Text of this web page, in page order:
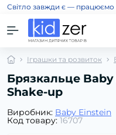
Світло завжди є — працюємо
Іграшки та розвиток
Брязкальце
Shake-up
Виробник: Baby Einstein
Код товару: 16707